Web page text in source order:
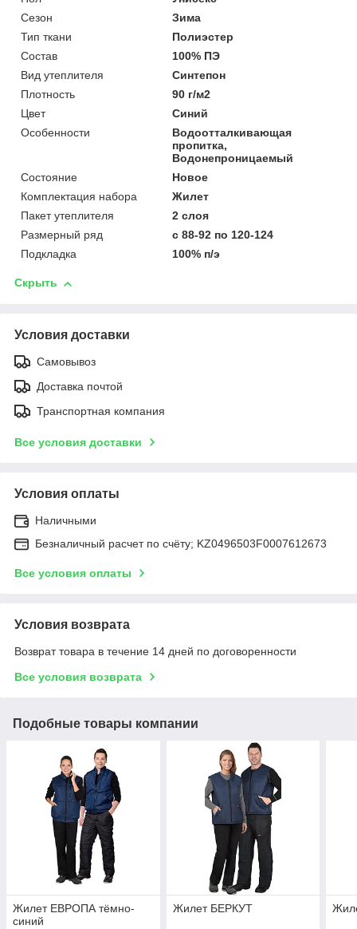
Сезон
Зима
Тип ткани
Полиэстер
Состав
100% ПЭ
Вид утеплителя
Синтепон
Плотность
90 г/м2
Цвет
Синий
Особенности
Водоотталкивающая
пропитка,
Водонепроницаемый
Состояние
Новое
Комплектация набора
Жилет
Пакет утеплителя
2 слоя
Размерный ряд
с 88-92 по 120-124
Подкладка
100% п/э
Скрыть
Условия доставки
Самовывоз
Доставка почтой
Транспортная компания
Все условия доставки
Условия оплаты
Наличными
Безналичный расчет по счёту; KZ0496503F0007612673
Все условия оплаты
Условия возврата
Возврат товара в течение 14 дней по договоренности
Все условия возврата
Подобные товары компании
Жилет ЕВРОПА тёмно-
синий
Жилет БЕРКУТ